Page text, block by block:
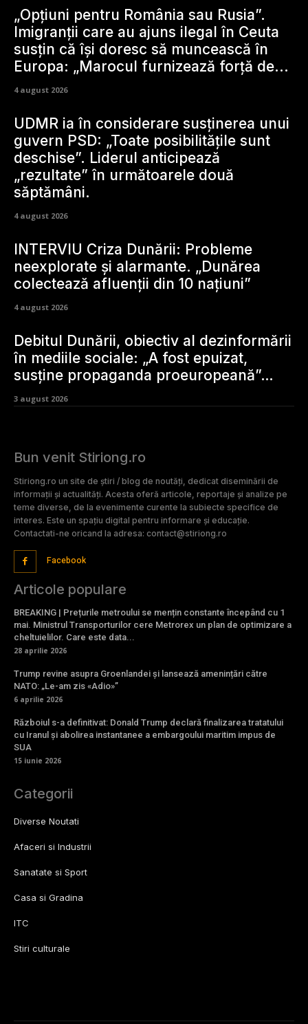
„Opțiuni pentru România sau Rusia”.
Imigranții care au ajuns ilegal în Ceuta
susțin că își doresc să muncească în
Europa: „Marocul furnizează forță de...
4 august 2026
UDMR ia în considerare susținerea unui
guvern PSD: „Toate posibilitățile sunt
deschise”. Liderul anticipează
„rezultate” în următoarele două
săptămâni.
4 august 2026
INTERVIU Criza Dunării: Probleme
neexplorate și alarmante. „Dunărea
colectează afluenții din 10 națiuni”
4 august 2026
Debitul Dunării, obiectiv al dezinformării
în mediile sociale: „A fost epuizat,
susține propaganda proeuropeană”…
3 august 2026
Bun venit Stiriong.ro
Stiriong.ro un site de știri / blog de noutăți, dedicat diseminării de
informații și actualități. Acesta oferă articole, reportaje și analize pe
teme diverse, de la evenimente curente la subiecte specifice de
interes. Este un spațiu digital pentru informare și educație.
Contactati-ne oricand la adresa: contact@stiriong.ro
Facebook
Articole populare
BREAKING | Prețurile metroului se mențin constante începând cu 1
mai. Ministrul Transporturilor cere Metrorex un plan de optimizare a
cheltuielilor. Care este data...
28 aprilie 2026
Trump revine asupra Groenlandei și lansează amenințări către
NATO: „Le-am zis «Adio»”
6 aprilie 2026
Războiul s-a definitivat: Donald Trump declară finalizarea tratatului
cu Iranul și abolirea instantanee a embargoului maritim impus de
SUA
15 iunie 2026
Categorii
Diverse Noutati
Afaceri si Industrii
Sanatate si Sport
Casa si Gradina
ITC
Stiri culturale